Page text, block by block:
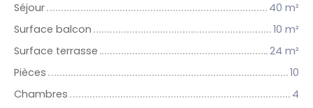
Séjour
40 m²
Surface balcon
10 m²
Surface terrasse
24 m²
Pièces
10
Chambres
4